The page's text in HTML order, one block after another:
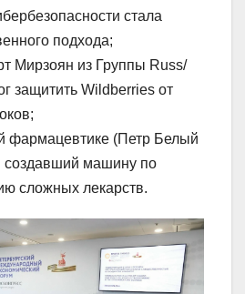
стала
подхода;
Мирзоян из Группы Russ/
защитить Wildberries от
фармацевтике (Петр Белый
создавший машину по
сложных лекарств.